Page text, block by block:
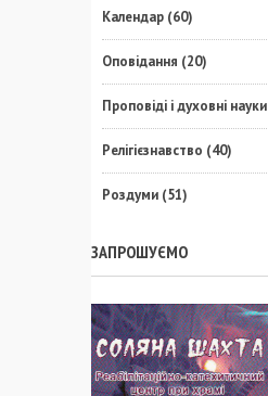
Календар (60)
Оповідання (20)
Проповіді і духовні науки
Релігієзнавство (40)
Роздуми (51)
ЗАПРОШУЄМО